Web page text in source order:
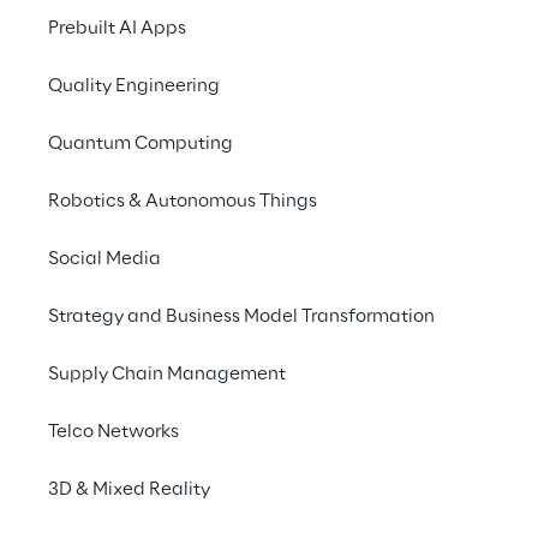
Prebuilt AI Apps
Quality Engineering
Quantum Computing
Robotics & Autonomous Things
Social Media
Strategy and Business Model Transformation
Supply Chain Management
Telco Networks
3D & Mixed Reality
der Evaluierung bestehender und
ist, den konsequenten Einsatz von KI
Portfolio aufzubauen und
Parameter wie Geschäftswert oder Time-to-
Market zu definieren – von der
Implementierung von Cloud-Lösungen.